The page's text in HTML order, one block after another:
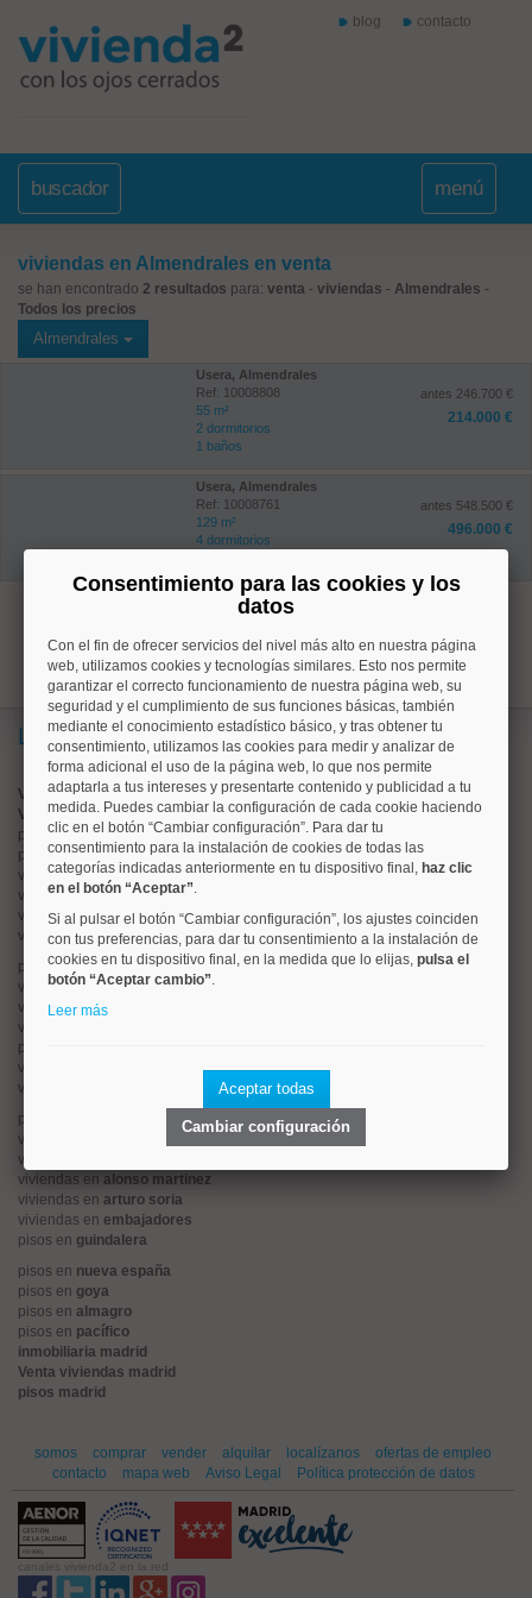
blog contacto
buscador menú
viviendas en Almendrales en venta
se han encontrado 2 resultados para: venta - viviendas - Almendrales -
Todos los precios
Almendrales
Usera, Almendrales
Ref: 10008808
55 m²
2 dormitorios
1 baños
antes 246.700 €
214.000 €
Usera, Almendrales
Ref: 10008761
129 m²
4 dormitorios
antes 548.500 €
496.000 €
1
Lo más buscado
Valorar vivienda online
Vender piso
pisos enchamberí
pisos enmoncloa
viviendas enargüelles
viviendas entetuán
viviendas encuatro caminos
viviendas enchamartín
pisos enrios rosas
viviendas enprosperidad
viviendas enhispanoamerica
viviendas en
pisos en
viviendas en
viviendas en
pisos en
viviendas en
viviendas en
viviendas en alonso martinez
viviendas en arturo soria
viviendas en embajadores
pisos en guindalera
pisos en nueva españa
pisos en goya
pisos en almagro
pisos en pacífico
inmobiliaria madrid
Venta viviendas madrid
pisos madrid
somos comprar vender alquilar localízanos
ofertas de empleo
contacto
mapa web Aviso Legal Política protección de datos
canales vivienda2 en la red
Consentimiento para las cookies y los
datos
Con el fin de ofrecer servicios del nivel más alto en nuestra página
web, utilizamos cookies y tecnologías similares. Esto nos permite
garantizar el correcto funcionamiento de nuestra página web, su
seguridad y el cumplimiento de sus funciones básicas, también
mediante el conocimiento estadístico básico, y tras obtener tu
consentimiento, utilizamos las cookies para medir y analizar de
forma adicional el uso de la página web, lo que nos permite
adaptarla a tus intereses y presentarte contenido y publicidad a tu
medida. Puedes cambiar la configuración de cada cookie haciendo
clic en el botón “Cambiar configuración”. Para dar tu
consentimiento para la instalación de cookies de todas las
categorías indicadas anteriormente en tu dispositivo final, haz clic
en el botón “Aceptar”.
Si al pulsar el botón “Cambiar configuración”, los ajustes coinciden
con tus preferencias, para dar tu consentimiento a la instalación de
cookies en tu dispositivo final, en la medida que lo elijas, pulsa el
botón “Aceptar cambio”.
Leer más
Aceptar todas
Cambiar configuración